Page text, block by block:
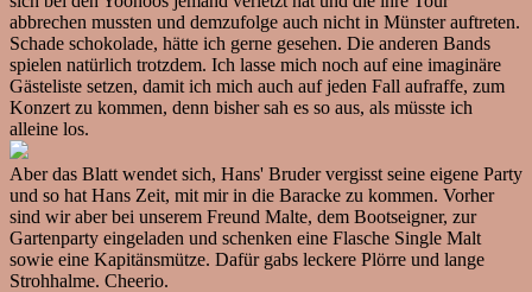
abbrechen mussten und demzufolge auch nicht in Münster auftreten.
Schade schokolade, hätte ich gerne gesehen. Die anderen Bands
spielen natürlich trotzdem. Ich lasse mich noch auf eine imaginäre
Gästeliste setzen, damit ich mich auch auf jeden Fall aufraffe, zum
Konzert zu kommen, denn bisher sah es so aus, als müsste ich
alleine los.
Aber das Blatt wendet sich, Hans' Bruder vergisst seine eigene Party
und so hat Hans Zeit, mit mir in die Baracke zu kommen. Vorher
sind wir aber bei unserem Freund Malte, dem Bootseigner, zur
Gartenparty eingeladen und schenken eine Flasche Single Malt
sowie eine Kapitänsmütze. Dafür gabs leckere Plörre und lange
Strohhalme. Cheerio.